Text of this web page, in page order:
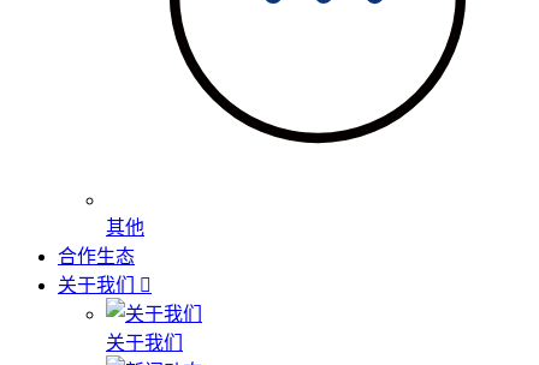
其他
合作生态
关于我们
关于我们